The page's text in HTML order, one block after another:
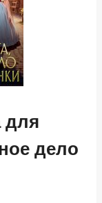
для
дело